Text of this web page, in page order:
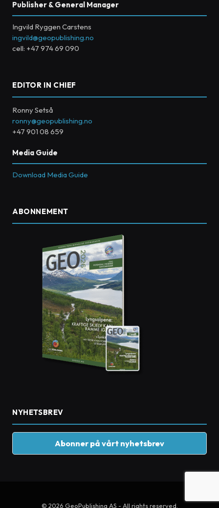
Publisher & General Manager
Ingvild Ryggen Carstens
ingvild@geopublishing.no
cell: +47 974 69 090
EDITOR IN CHIEF
Ronny Setså
ronny@geopublishing.no
+47 901 08 659
Media Guide
Download Media Guide
ABONNEMENT
NYHETSBREV
Abonner på vårt nyhetsbrev
© 2026 GeoPublishing AS - All rights reserved.